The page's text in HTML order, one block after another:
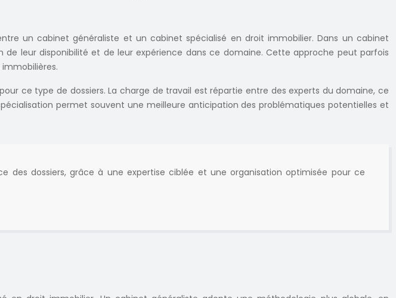
un cabinet généraliste et un cabinet spécialisé en droit immobilier. Dans un cabinet
leur disponibilité et de leur expérience dans ce domaine. Cette approche peut parfois
ce type de dossiers. La charge de travail est répartie entre des experts du domaine, ce
permet souvent une meilleure anticipation des problématiques potentielles et
dossiers, grâce à une expertise ciblée et une organisation optimisée pour ce